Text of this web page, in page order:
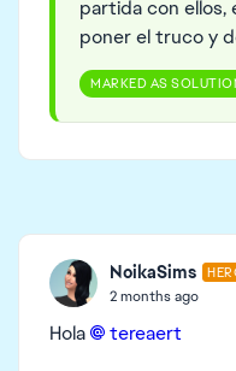
partida con ellos,
poner el truco y
MARKED AS
NoikaSims
2 months ago
Hola tereaert​